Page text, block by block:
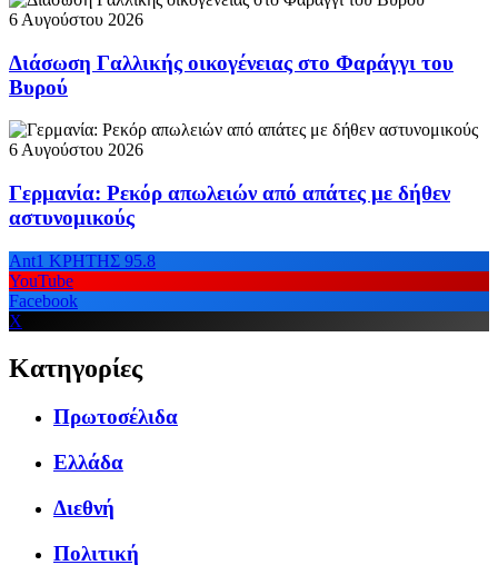
6 Αυγούστου 2026
Διάσωση Γαλλικής οικογένειας στο Φαράγγι του
Βυρού
6 Αυγούστου 2026
Γερμανία: Ρεκόρ απωλειών από απάτες με δήθεν
αστυνομικούς
Ant1 ΚΡΗΤΗΣ 95.8
YouTube
Facebook
X
Κατηγορίες
Πρωτοσέλιδα
Ελλάδα
Διεθνή
Πολιτική